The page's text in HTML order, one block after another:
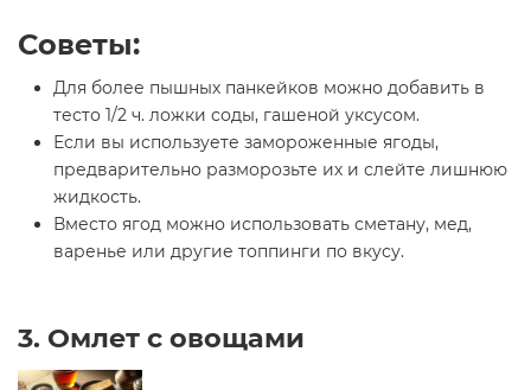
Советы:
Для более пышных панкейков можно добавить в
тесто 1/2 ч. ложки соды, гашеной уксусом.
Если вы используете замороженные ягоды,
предварительно разморозьте их и слейте лишнюю
жидкость.
Вместо ягод можно использовать сметану, мед,
варенье или другие топпинги по вкусу.
3. Омлет с овощами